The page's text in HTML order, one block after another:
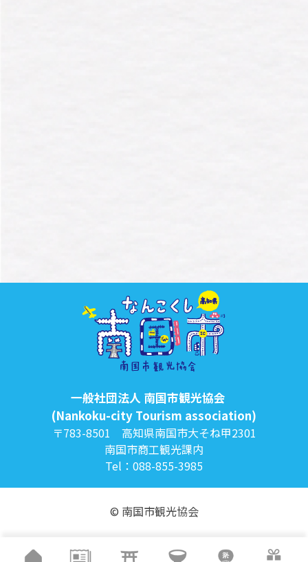
一般社団法人 南国市観光協会
(Nankoku-city Tourism association)
〒783-8501 高知県南国市大そね甲2301
南国市商工観光課内
Tel：088-855-3985
© 南国市観光協会